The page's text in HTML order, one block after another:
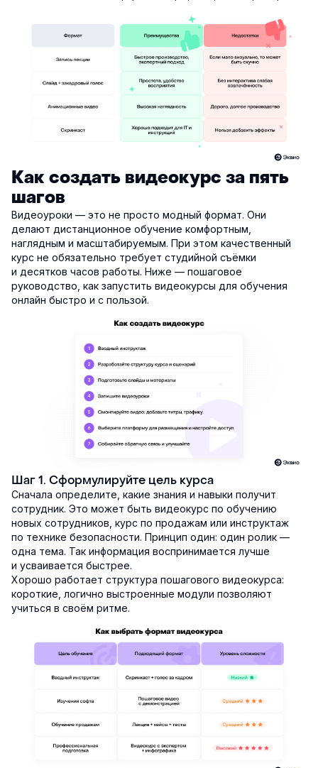
Как создать видеокурс за пять
шагов
Видеоуроки — это не просто модный формат. Они
делают дистанционное обучение комфортным,
наглядным и масштабируемым. При этом качественный
курс не обязательно требует студийной съёмки
и десятков часов работы. Ниже — пошаговое
руководство, как запустить видеокурсы для обучения
онлайн быстро и с пользой.
Шаг 1. Сформулируйте цель курса
Сначала определите, какие знания и навыки получит
сотрудник. Это может быть видеокурс по обучению
новых сотрудников, курс по продажам или инструктаж
по технике безопасности. Принцип один: один ролик —
одна тема. Так информация воспринимается лучше
и усваивается быстрее.
Хорошо работает структура пошагового видеокурса:
короткие, логично выстроенные модули позволяют
учиться в своём ритме.